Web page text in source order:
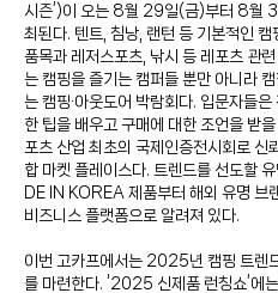
시즌’)이 오는 8월 29일(금)부터 8월
최된다. 텐트, 침낭, 랜턴 등 기본적인
품목과 레저스포츠, 낚시 등 레포츠 관
는 캠핑을 즐기는 캠퍼들 뿐만 아니라
는 캠핑∙아웃도어 박람회다. 입문자들
한 팁을 배우고 구매에 대한 조언을 받
포츠 산업 최초의 국제인증전시회로 신
합 마켓 플레이스다. 트렌드를 선도할
DE IN KOREA 제품부터 해외 유명 브
비즈니스 플랫폼으로 알려져 있다.
이번 고카프에서는 2025년 캠핑 트렌
를 마련한다. ‘2025 신제품 런칭쇼’에